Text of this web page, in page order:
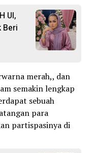
UI,
Beri
merah,, dan
semakin lengkap
sebuah
para
partispasinya di